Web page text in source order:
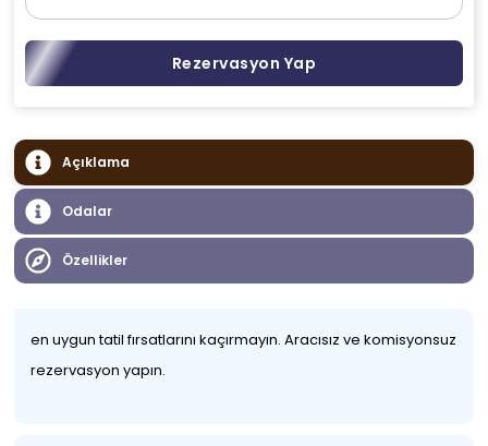
Rezervasyon Yap
Açıklama
Odalar
Özellikler
en uygun tatil fırsatlarını kaçırmayın. Aracısız ve komisyonsuz
rezervasyon yapın.